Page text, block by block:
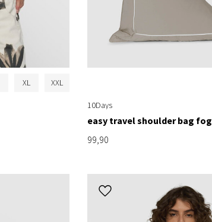
XL XXL
10Days
easy travel shoulder bag fog
99,90